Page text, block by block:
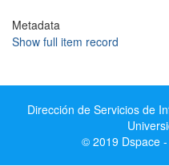
Metadata
Show full item record
Dirección de Servicios de
© 2019 Dspace